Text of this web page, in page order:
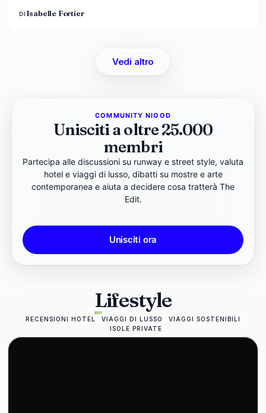
DI Isabelle Fortier
Vedi altro
COMMUNITY NIOOD
Unisciti a oltre 25.000
membri
Partecipa alle discussioni su runway e street style, valuta
hotel e viaggi di lusso, dibatti su mostre e arte
contemporanea e aiuta a decidere cosa tratterà The
Edit.
Unisciti ora
Lifestyle
RECENSIONI HOTEL VIAGGI DI LUSSO
VIAGGI SOSTENIBILI
ISOLE PRIVATE